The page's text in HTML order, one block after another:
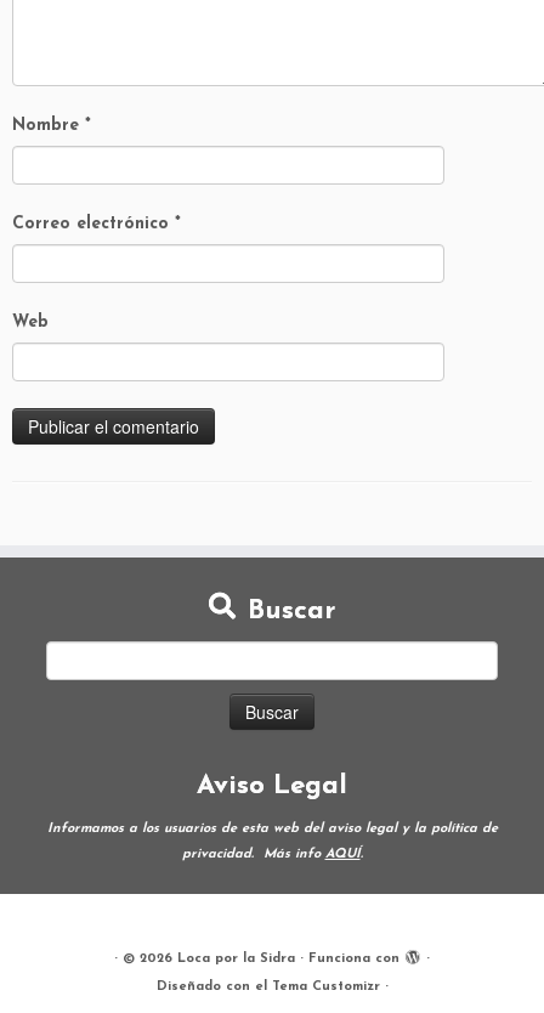
Nombre *
Correo electrónico *
Web
Buscar
Aviso Legal
Informamos a los usuarios de esta web del aviso legal y la política de
privacidad.
Más info AQUÍ.
· © 2026 Loca por la Sidra · Funciona con ·
Diseñado con el Tema Customizr·